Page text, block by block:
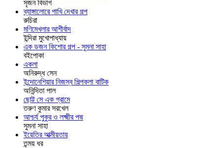
সৃজন বিভাগ
ব্যাঙ্গালোরে পাখি দেখার গল্প
রুচিরা
মণিমেখলার আশীর্বাদ
ইন্দিরা মুখোপাধ্যায়
এক ডজন কিশোর গল্প - সুমনা সাহা
বইপোকা
একলা
অনিরুদ্ধ সেন
ইন্দোনেশিয়ার নিজস্ব শিল্পকলা বাটিক
অনিন্দিতা পাল
ছোট্ট সে এক গ্রামে
তরুণ কুমার সরখেল
আশ্চর্য পুকুর ও লক্ষ্মীর পদ্ম
সুমনা সাহা
ইয়েতির আত্মীয়তায়
তন্ময় ধর